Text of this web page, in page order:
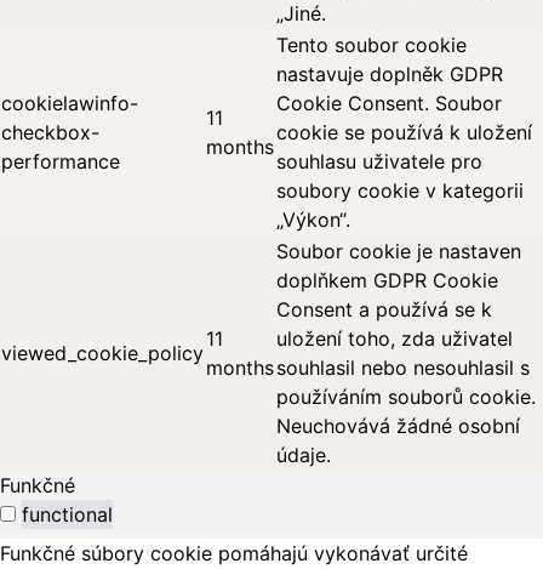
„Jiné.
cookielawinfo-
checkbox-
performance
11
months
Tento soubor cookie
nastavuje doplněk GDPR
Cookie Consent. Soubor
cookie se používá k uložení
souhlasu uživatele pro
soubory cookie v kategorii
„Výkon“.
viewed_cookie_policy
11
months
Soubor cookie je nastaven
doplňkem GDPR Cookie
Consent a používá se k
uložení toho, zda uživatel
souhlasil nebo nesouhlasil s
používáním souborů cookie.
Neuchovává žádné osobní
údaje.
Funkčné
functional
Funkčné súbory cookie pomáhajú vykonávať určité